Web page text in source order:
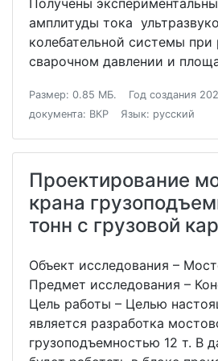
Получены
амплитуды тока
колебательной системы при
сварочном давлении и
Размер: 0.85 МБ. Год создания
документа: ВКР
Язык: русский
Проектирование
крана
тонн с грузовой
Объект исследования –
Предмет исследования –
Цель работы – Целью
является разработка
грузоподъемностью 12 т. В